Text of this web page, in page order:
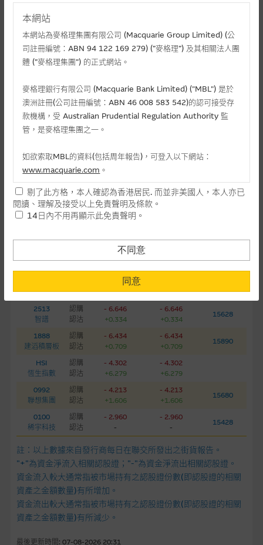
五大資金流出百分比
智譜
建滔積層板
聯想集團
其他
相關資產 種類
資金流出總和
(百萬港元)
07-08-2026
麥格理輪證
2513
智譜
認購
認沽
- 6.646
+0.334
- 6.646
+0.334
15628
1888
建滔積層板
認購
認沽
- 6.434
+0.709
- 6.434
+0.709
15890
HSI
恆生指數
認購
認沽
- 4.302
+6.279
- 4.302
+6.279
0992
聯想集團
認購
認沽
- 4.213
+1.606
- 4.213
+1.606
15680
0100
稀宇科技
認購
認沽
- 2.960
-
- 2.960
-
15428
註：以上數據來自發行商每日在聯交所發出之街貨報告。
"+"為資金淨流入相關認股證；"-"為資金淨流出相關認股證。
資金流入較大通常指被市場持有之認股證份數(即認股證的相關
資產之金額數量)有所增加。
資金流出較大通常指被市場持有之認股證份數(即認股證的相關
資產之金額數量)有所減少。
最後更新時間: 07-08-2026 20:31
本網站
本網站為麥格理集團有限公司 (Macquarie Group Limited) (公
司註冊編號：ABN 94 122 169 279) (”麥格理”) 及其相關法人團
體 (”麥格理集團”) 的正式網站。
麥格理銀行有限公司 (Macquarie Bank Limited) ("MBL") 是於
澳洲註冊(公司註冊編號：ABN 46 008 583 542)的認可接受存
款機構，受 Australian Prudential Regulation Authority 監
管，是麥格理集團之一。
如欲索取MBL的資料(包括周年報告)，可登入以下網站：
www.macquarie.com 。
本網站所載資料會隨時更改，而不作另行通知，如閣下欲取麥格
理的資料，可直接聯絡本集團職員。
民使用，並不提供或發售予美國人。本網站內容無意要約或唆使
閣下購買證券、基金單位或其他投資工具(不論在參考條款上或在
其他地方)，但清楚表明上述意圖的個別段落則屬例外。
提供網站內容的基準 – 使用時請考慮個人風險
網站內容來自我們在所示日期時認為可靠之來源，且均以真誠提
供。惟麥格理集團並無核實所有網站內容，故就閣下的目的而
言，網站內容可能未必完整或準確。麥格理集團不會，亦沒有義
務更新網站內容，或修正任何其後變為明顯失實之地方。網站內
容所載的意見、預測及其他資料可予更改或刪除，而毋須作出通
知。
任何指示價格報價、公開資料或分析是基於我們相信的假設及參
數而預備的，不構成我們提出的意見。所用假設及參數並非唯一
為準確、完整或合理。我們不作陳述，亦不保證任何所示的指示
表現或回報將來會實現。過去業績並不保證將來表現。網站內容
來自我們在所示日期時認為可靠之來源，且均以真誠提供，然
而，麥格理集團不作陳述，亦不保證網站內容在任何用途上均完
整、可靠、準確、合時或適合，亦不為資料的準確程度、完整性
及合時性負上責任，除非這是有關適用的的法律及/或法規所規
剔了此方格，本人確認為香港居民. 而並非美國人，本人亦已
閱讀、理解及接受以上免責聲明及條款。
14日內不用再顯示此免責聲明。
不同意
同意